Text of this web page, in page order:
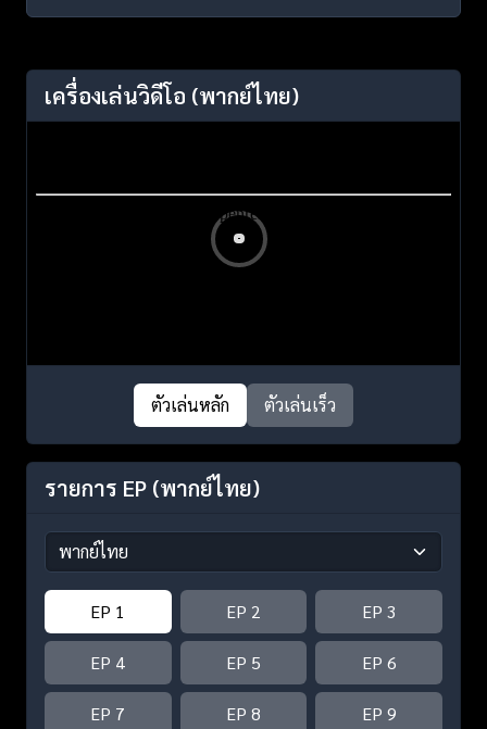
เครื่องเล่นวิดีโอ (พากย์ไทย)
ตัวเล่นหลัก ตัวเล่นเร็ว
รายการ EP (พากย์ไทย)
EP 1 EP 2 EP 3
EP 4 EP 5 EP 6
EP 7 EP 8 EP 9